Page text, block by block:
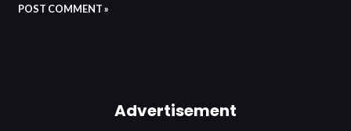
Advertisement